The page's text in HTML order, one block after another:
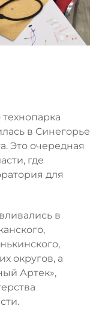
в Синегорье
Это очередная
где
для
в
округов, а
Артек»,